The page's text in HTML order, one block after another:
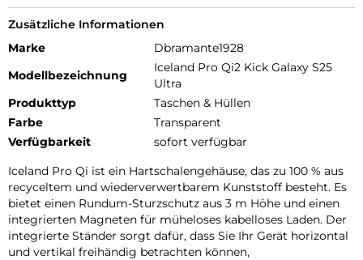
Zusätzliche Informationen
Marke
Dbramante1928
Modellbezeichnung
Iceland Pro Qi2 Kick Galaxy S25
Ultra
Produkttyp
Taschen & Hüllen
Farbe
Transparent
Verfügbarkeit
sofort verfügbar
Iceland Pro Qi ist ein Hartschalengehäuse, das zu 100 % aus
recyceltem und wiederverwertbarem Kunststoff besteht. Es
bietet einen Rundum-Sturzschutz aus 3 m Höhe und einen
integrierten Magneten für müheloses kabelloses Laden. Der
integrierte Ständer sorgt dafür, dass Sie Ihr Gerät horizontal
und vertikal freihändig betrachten können,